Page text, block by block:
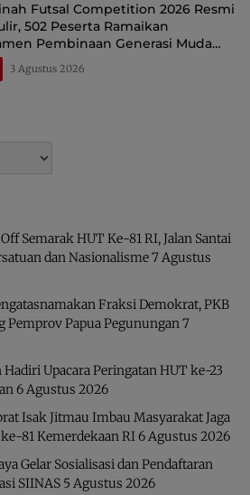
Futsal Competition 2026 Resmi
502 Peserta Ramaikan
Pembinaan Generasi Muda
3 Agustus 2026
Semarak HUT Ke-81 RI, Jalan Santai
dan Nasionalisme7 Agustus
Fraksi Demokrat, PKB
Pemprov Papua Pegunungan 7
Hadiri Upacara Peringatan HUT ke-23
6 Agustus 2026
Isak Jitmau Imbau Masyarakat Jaga
81 Kemerdekaan RI 6 Agustus 2026
Gelar Sosialisasi dan Pendaftaran
SIINAS 5 Agustus 2026